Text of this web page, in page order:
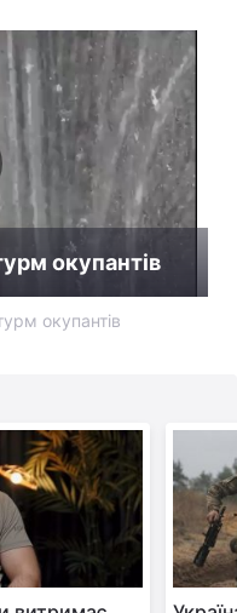
окупантів
окупантів